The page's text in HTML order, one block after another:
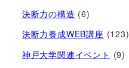
決断力の構造 (6)
決断力養成WEB講座 (123)
神戸大学関連イベント (9)